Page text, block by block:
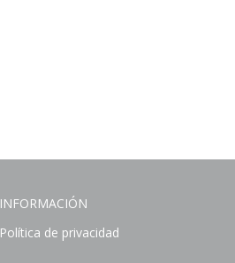
INFORMACIÓN
Política de privacidad